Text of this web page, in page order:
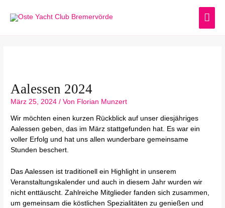
Inhalt
Aalessen 2024
März 25, 2024/ Von Florian Munzert
Wir möchten einen kurzen Rückblick auf unser diesjähriges
Aalessen geben, das im März stattgefunden hat. Es war ein
voller Erfolg und hat uns allen wunderbare gemeinsame
Stunden beschert.
Das Aalessen ist traditionell ein Highlight in unserem
Veranstaltungskalender und auch in diesem Jahr wurden wir
nicht enttäuscht. Zahlreiche Mitglieder fanden sich zusammen,
um gemeinsam die köstlichen Spezialitäten zu genießen und